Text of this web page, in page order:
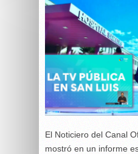
El Noticiero del Canal
mostró en un informe